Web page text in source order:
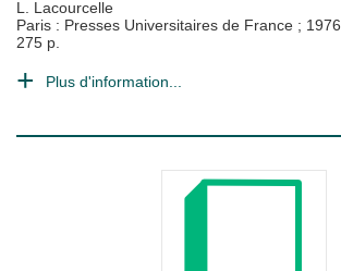
L. Lacourcelle
Paris : Presses Universitaires de France ; 1976
275 p.
Plus d'information...